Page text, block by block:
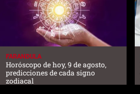
FARANDULA
Horóscopo de hoy, 9 de agosto,
predicciones de cada signo
zodiacal